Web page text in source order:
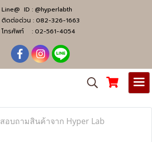
Line@ ID : @hyperlabth
ติดต่อด่วน : 082-326-1663
โทรศัพท์ : 02-561-4054
สอบถามสินค้าจาก Hyper Lab